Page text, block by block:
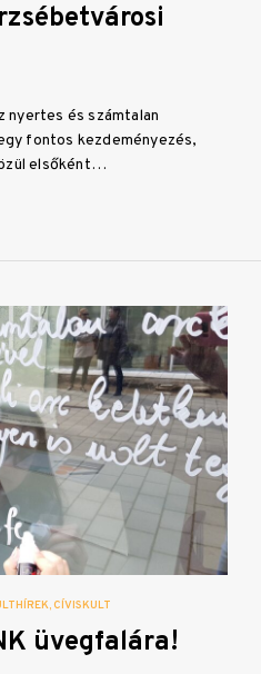
nyertes és számtalan
fontos kezdeményezés,
elsőként…
CÍVISKULT
üvegfalára!